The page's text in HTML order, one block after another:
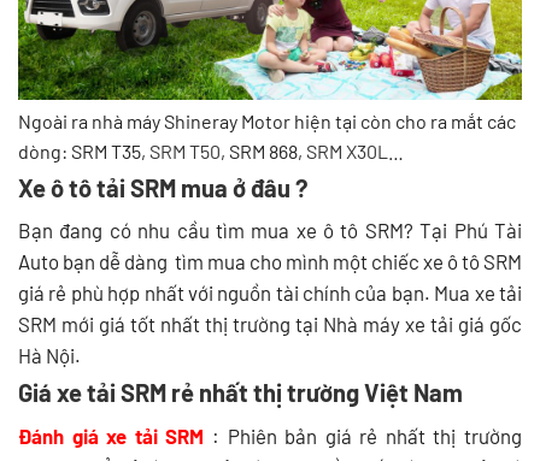
Ngoài ra nhà máy Shineray Motor hiện tại còn cho ra mắt các
dòng: SRM T35, SRM T50, SRM 868, SRM X30L
Xe ô tô tải SRM mua ở đâu ?
Bạn đang có nhu cầu tìm mua xe ô tô SRM? Tại Phú Tài
Auto bạn dễ dàng tìm mua cho mình một chiếc xe ô tô SRM
giá rẻ phù hợp nhất với nguồn tài chính của bạn. Mua xe tải
SRM mới giá tốt nhất thị trường tại Nhà máy xe tải giá gốc
Hà Nội.
Giá xe tải SRM rẻ nhất thị trường Việt Nam
Đánh giá xe tải SRM : Phiên bản giá rẻ nhất thị trường